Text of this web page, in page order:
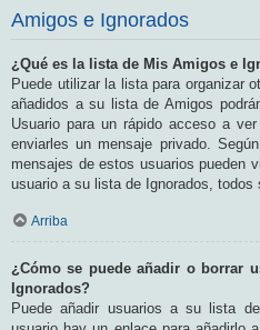
Amigos e Ignorados
¿Qué es la lista de Mis Amigos e
Puede utilizar la lista para organizar
añadidos a su lista de Amigos
Usuario para un rápido acceso a
enviarles un mensaje privado.
mensajes de estos usuarios pueden
usuario a su lista de Ignorados, todos
Arriba
¿Cómo se puede añadir o borrar
Ignorados?
Puede añadir usuarios a su lista